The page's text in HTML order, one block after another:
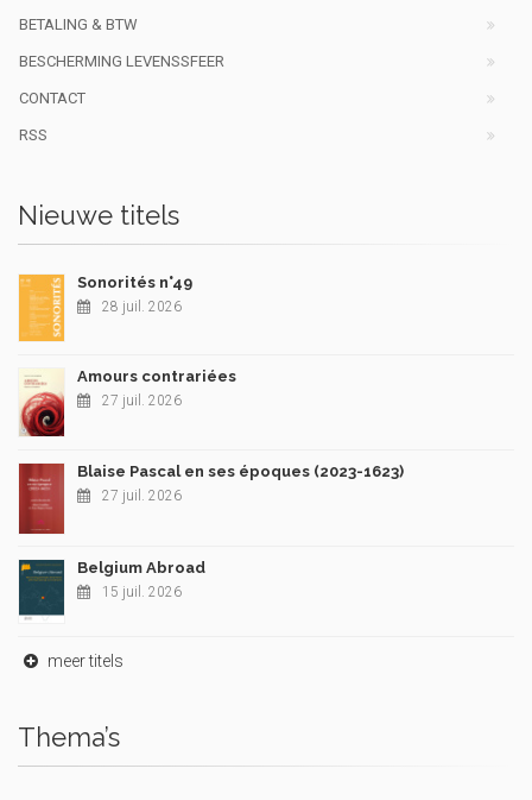
BETALING & BTW
BESCHERMING LEVENSSFEER
CONTACT
RSS
Nieuwe titels
Sonorités n°49
28 juil. 2026
Amours contrariées
27 juil. 2026
Blaise Pascal en ses époques (2023-1623)
27 juil. 2026
Belgium Abroad
15 juil. 2026
meer titels
Thema’s